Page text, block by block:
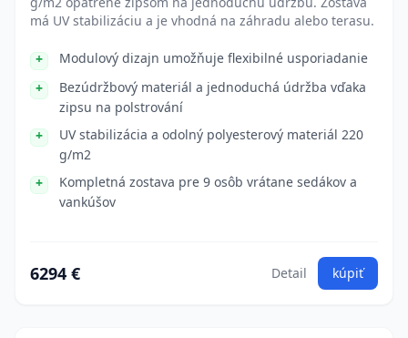
má UV stabilizáciu a je vhodná na záhradu alebo terasu.
Modulový dizajn umožňuje flexibilné usporiadanie
Bezúdržbový materiál a jednoduchá údržba vďaka
zipsu na polstrování
UV stabilizácia a odolný polyesterový materiál 220
g/m2
Kompletná zostava pre 9 osôb vrátane sedákov a
vankúšov
6294 € Detail kúpiť